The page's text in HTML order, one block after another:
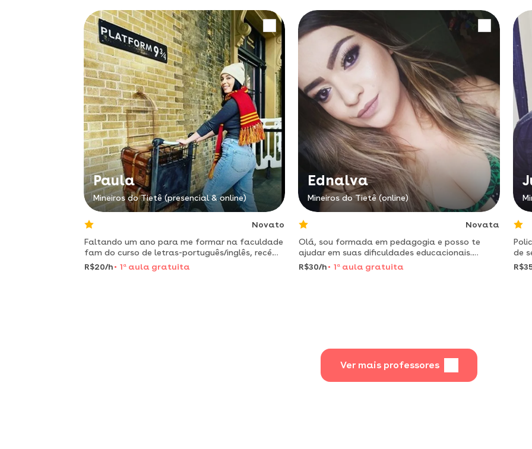
Paula
Mineiros do Tietê (presencial & online)
Novato
Faltando um ano para me formar na faculdade
fam do curso de letras-português/inglês, recém
chegada de um intercambio de um ano no reino
R$20/h 1 a aula gratuita
Ednalva
Mineiros do Tietê (online)
Novata
Olá, sou formada em pedagogia e posso te
ajudar em suas dificuldades educacionais.
acredito que através dos meus conhecimentos
consiga auxiliar e promover um aprendizado
R$30/h 1 a aula gratuita
de
Ver mais professores